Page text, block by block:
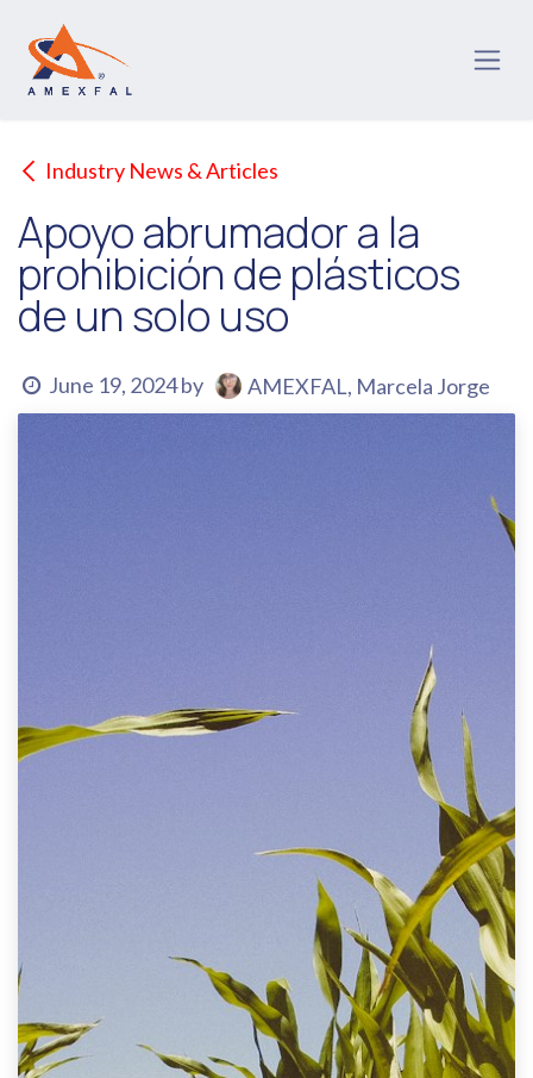
Industry News & Articles
Apoyo abrumador a la
prohibición de plásticos
de un solo uso
June 19, 2024by AMEXFAL, Marcela Jorge